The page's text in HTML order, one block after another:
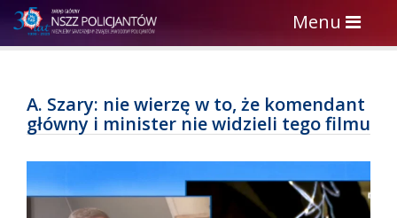
Toggle
navigation
Menu
A. Szary: nie wierzę w to, że komendant
główny i minister nie widzieli tego filmu